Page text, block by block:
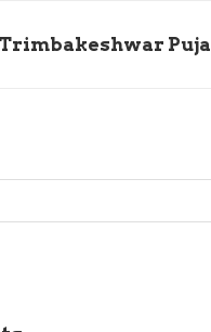
Trimbakeshwar Puja